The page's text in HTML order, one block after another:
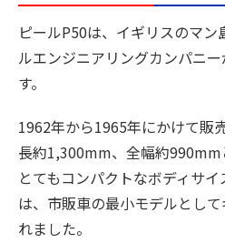
ピールP50は、イギリスのマ
ルエンジニアリングカンパニ
す。
1962年から1965年にかけて販
長約1,300mm、全幅約990mm
とてもコンパクトなボディサ
は、市販車の最小モデルとし
れました。